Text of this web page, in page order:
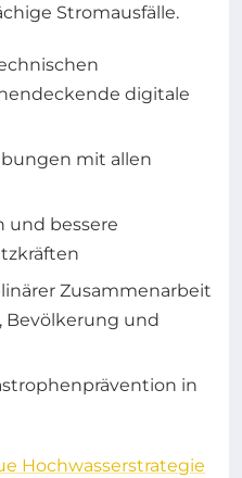
Stromausfälle.
digitale
mit allen
und bessere
Zusammenarbeit
Bevölkerung und
in
Hochwasserstrategie